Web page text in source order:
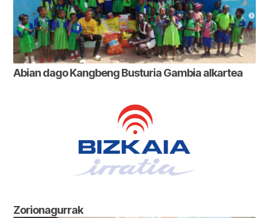
Abian dago Kangbeng Busturia Gambia alkartea
Zorionagurrak